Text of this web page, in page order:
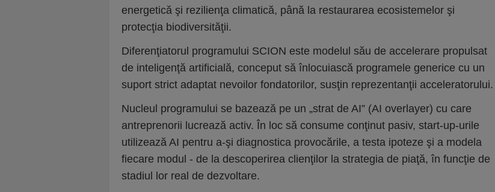
energetică şi rezilienţa climatică, până la restaurarea ecosistemelor şi
protecţia biodiversităţii.
Diferenţiatorul programului SCION este modelul său de accelerare propulsat
de inteligenţă artificială, conceput să înlocuiască programele generice cu un
suport strict adaptat nevoilor fondatorilor, susţin reprezentanţii acceleratorului.
Nucleul programului se bazează pe un „strat de AI” (AI overlayer) cu care
antreprenorii lucrează activ. În loc să consume conţinut pasiv, start-up-urile
utilizează AI pentru a-şi diagnostica provocările, a testa ipoteze şi a modela
fiecare modul - de la descoperirea clienţilor la strategia de piaţă, în funcţie de
stadiul lor real de dezvoltare.